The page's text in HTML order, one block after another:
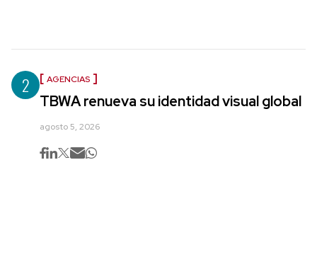
2 AGENCIAS
TBWA renueva su identidad visual global
agosto 5, 2026